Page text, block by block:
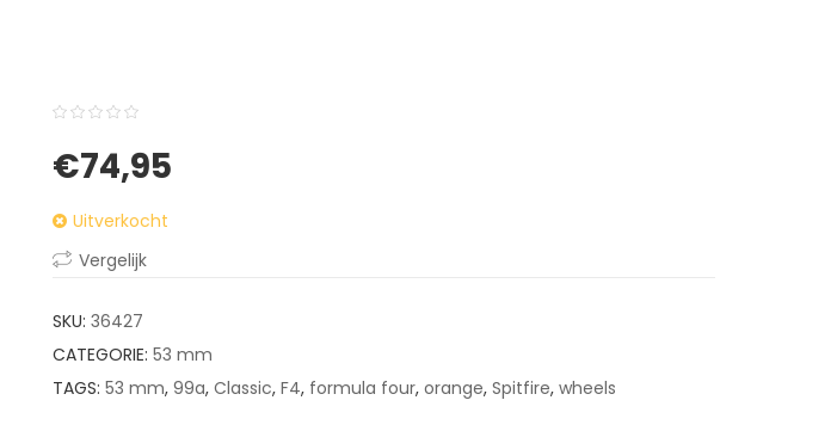
out
based
on
ratings
€74,95
Uitverkocht
Vergelijk
SKU: 36427
CATEGORIE: 53 mm
TAGS: 53 mm, 99a, Classic, F4, formula four, orange, Spitfire, wheels